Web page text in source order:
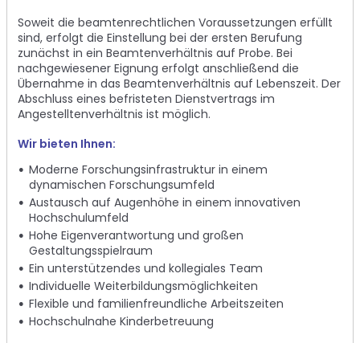
Soweit die beamtenrechtlichen Voraussetzungen erfüllt
sind, erfolgt die Einstellung bei der ersten Berufung
zunächst in ein Beamtenverhältnis auf Probe. Bei
nachgewiesener Eignung erfolgt anschließend die
Übernahme in das Beamtenverhältnis auf Lebenszeit. Der
Abschluss eines befristeten Dienstvertrags im
Angestelltenverhältnis ist möglich.
Wir bieten Ihnen:
Moderne Forschungsinfrastruktur in einem
dynamischen Forschungsumfeld
Austausch auf Augenhöhe in einem innovativen
Hochschulumfeld
Hohe Eigenverantwortung und großen
Gestaltungsspielraum
Ein unterstützendes und kollegiales Team
Individuelle Weiterbildungsmöglichkeiten
Flexible und familienfreundliche Arbeitszeiten
Hochschulnahe Kinderbetreuung